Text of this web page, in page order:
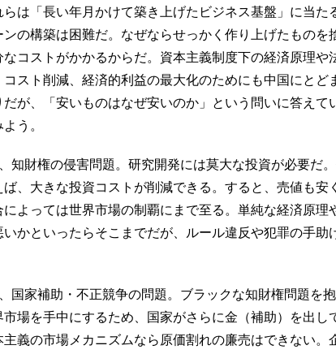
らは「長い年月かけて築き上げたビジネス基盤」に当た
ンの構築は困難だ。なぜならせっかく作り上げたものを
なコストがかかるからだ。資本主義制度下の経済原理や
コスト削減、経済的利益の最大化のためにも中国にとど
だが、「安いものはなぜ安いのか」という問いに答えて
う。
知財権の侵害問題。研究開発には莫大な投資が必要だ
ば、大きな投資コストが削減できる。すると、売値も安
によっては世界市場の制覇にまで至る。単純な経済原理
いかといったらそこまでだが、ルール違反や犯罪の手助
国家補助・不正競争の問題。ブラックな知財権問題を
市場を手中にするため、国家がさらに金（補助）を出し
主義の市場メカニズムなら原価割れの廉売はできない。